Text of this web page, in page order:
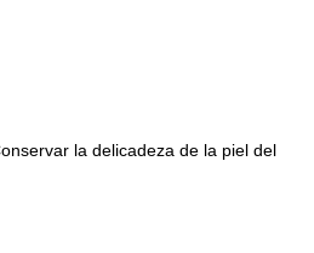
la delicadeza de la piel del